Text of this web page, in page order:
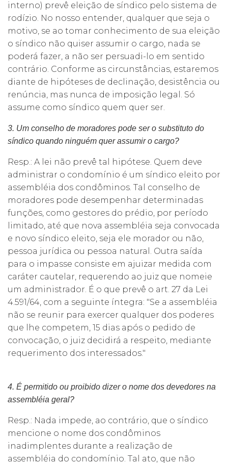
interno) prevê eleição de síndico pelo sistema de
rodízio. No nosso entender, qualquer que seja o
motivo, se ao tomar conhecimento de sua eleição
o síndico não quiser assumir o cargo, nada se
poderá fazer, a não ser persuadi-lo em sentido
contrário. Conforme as circunstâncias, estaremos
diante de hipóteses de declinação, desistência ou
renúncia, mas nunca de imposição legal. Só
assume como síndico quem quer ser.
3. Um conselho de moradores pode ser o substituto do
síndico quando ninguém quer assumir o cargo?
Resp.: A lei não prevê tal hipótese. Quem deve
administrar o condomínio é um síndico eleito por
assembléia dos condôminos. Tal conselho de
moradores pode desempenhar determinadas
funções, como gestores do prédio, por período
limitado, até que nova assembléia seja convocada
e novo síndico eleito, seja ele morador ou não,
pessoa jurídica ou pessoa natural. Outra saída
para o impasse consiste em ajuizar medida com
caráter cautelar, requerendo ao juiz que nomeie
um administrador. É o que prevê o art. 27 da Lei
4.591/64, com a seguinte íntegra: "Se a assembléia
não se reunir para exercer qualquer dos poderes
que lhe competem, 15 dias após o pedido de
convocação, o juiz decidirá a respeito, mediante
requerimento dos interessados."
4. É permitido ou proibido dizer o nome dos devedores na
assembléia geral?
Resp.: Nada impede, ao contrário, que o síndico
mencione o nome dos condôminos
inadimplentes durante a realização de
assembléia do condomínio. Tal ato, que não